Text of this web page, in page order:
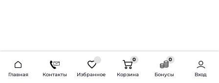
Главная Контакты Избранное
0
Корзина
0
Бонусы Вход
2026 © Продажа и установка автозвука.
Доставка по всей России и СНГ